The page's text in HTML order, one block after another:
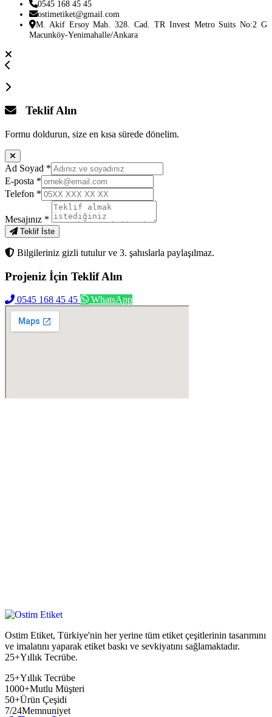
0545 168 45 45
ostimetiket@gmail.com
M. Akif Ersoy Mah. 328. Cad. TR Invest Metro Suits No:2 G
Macunköy-Yenimahalle/Ankara
Teklif Alın
Formu doldurun, size en kısa sürede dönelim.
Ad Soyad *
E-posta *
Telefon *
Mesajınız *
Teklif İste
Bilgileriniz gizli tutulur ve 3. şahıslarla paylaşılmaz.
Projeniz İçin Teklif Alın
0545 168 45 45 WhatsApp
Ostim Etiket, Türkiye'nin her yerine tüm etiket çeşitlerinin tasarımını
ve imalatını yaparak etiket baskı ve sevkiyatını sağlamaktadır.
25+Yıllık Tecrübe.
25+Yıllık Tecrübe
1000+Mutlu Müşteri
50+Ürün Çeşidi
7/24Memnuniyet